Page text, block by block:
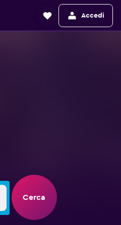
Accedi
Cerca